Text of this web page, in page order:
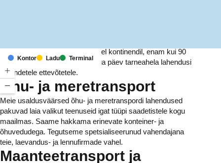
Kontor Ladu Terminal
Meil on kontorid ja rajatised kuuel kontinendil, enam kui 90
riigis. Me pakume ja haldame iga päev tarneahela lahendusi
tuhandetele ettevõtetele.
Õhu- ja meretransport
Meie usaldusväärsed õhu- ja meretranspordi lahendused
pakuvad laia valikut teenuseid igat tüüpi saadetistele kogu
maailmas. Saame hakkama erinevate konteiner- ja
õhuvedudega. Tegutseme spetsialiseerunud vahendajana
teie, laevandus- ja lennufirmade vahel.
Maanteetransport ja